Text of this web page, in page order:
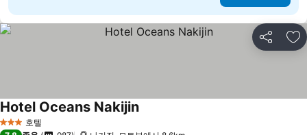
공유 즐
3 성급 호텔
Hotel Oceans Nakijin